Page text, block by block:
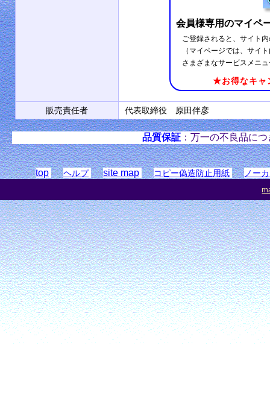
会員様専用のマイペ
ご登録されると、サイト
（マイページでは、サイ
さまざまなサービスメニ
★お得なキャ
販売責任者 代表取締役 原田伴彦
品質保証 ：万一の不良品に
top ヘルプ site map コピー偽造防止用紙 ノー